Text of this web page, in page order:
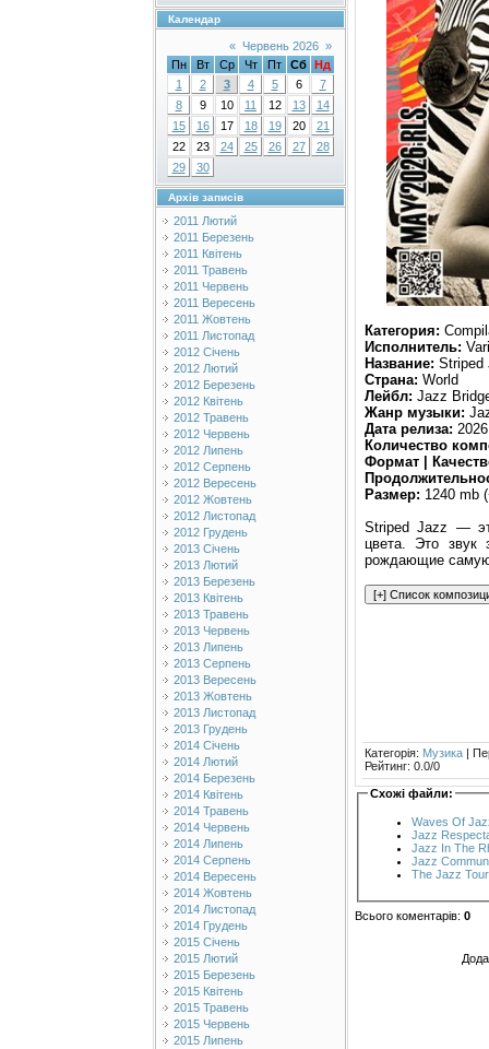
Календар
« Червень 2026 »
Пн
Вт Ср Чт Пт Сб Нд
1
2 3 4 5 6
7
8
9 10 11 12 13
14
15
16 17 18 19 20
21
22
23 24 25 26 27
28
29
30
Архів записів
2011 Лютий
2011 Березень
2011 Квітень
2011 Травень
2011 Червень
2011 Вересень
2011 Жовтень
2011 Листопад
2012 Січень
2012 Лютий
2012 Березень
2012 Квітень
2012 Травень
2012 Червень
2012 Липень
2012 Серпень
2012 Вересень
2012 Жовтень
2012 Листопад
2012 Грудень
2013 Січень
2013 Лютий
2013 Березень
2013 Квітень
2013 Травень
2013 Червень
2013 Липень
2013 Серпень
2013 Вересень
2013 Жовтень
2013 Листопад
2013 Грудень
2014 Січень
2014 Лютий
2014 Березень
2014 Квітень
2014 Травень
2014 Червень
2014 Липень
2014 Серпень
2014 Вересень
2014 Жовтень
2014 Листопад
2014 Грудень
2015 Січень
2015 Лютий
2015 Березень
2015 Квітень
2015 Травень
2015 Червень
2015 Липень
Категория:
Исполнитель:
Название: Striped
Страна: World
Лейбл: Jazz
Жанр музыки:
Дата релиза: 2026
Количество
Формат |
Размер: 1240 mb
Striped Jazz —
цвета. Это звук
рождающие
Категорія: Музика |
Рейтинг: 0.0/0
Схожі файли:
Waves Of
Jazz
Jazz In The
Jazz
The Jazz
Всього коментарів: 0